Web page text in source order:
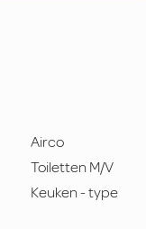
Airco
Toiletten M/V
Keuken - type